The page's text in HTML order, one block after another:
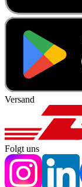
Versand
Folgt uns